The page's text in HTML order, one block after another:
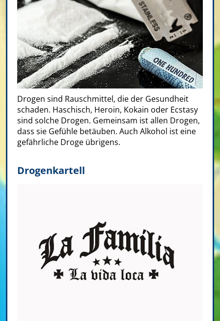
Drogen sind Rauschmittel, die der Gesundheit
schaden. Haschisch, Heroin, Kokain oder Ecstasy
sind solche Drogen. Gemeinsam ist allen Drogen,
dass sie Gefühle betäuben. Auch Alkohol ist eine
gefährliche Droge übrigens.
Drogenkartell